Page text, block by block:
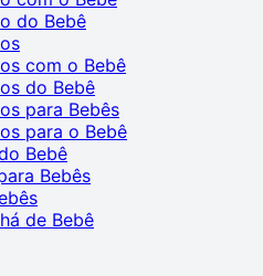
do Bebê
com o Bebê
do Bebê
para Bebês
para o Bebê
Bebê
Bebês
de Bebê